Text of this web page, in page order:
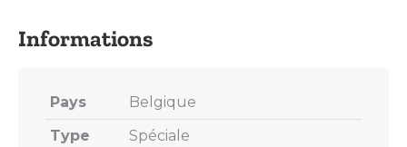
Pays
Belgique
Type
Spéciale